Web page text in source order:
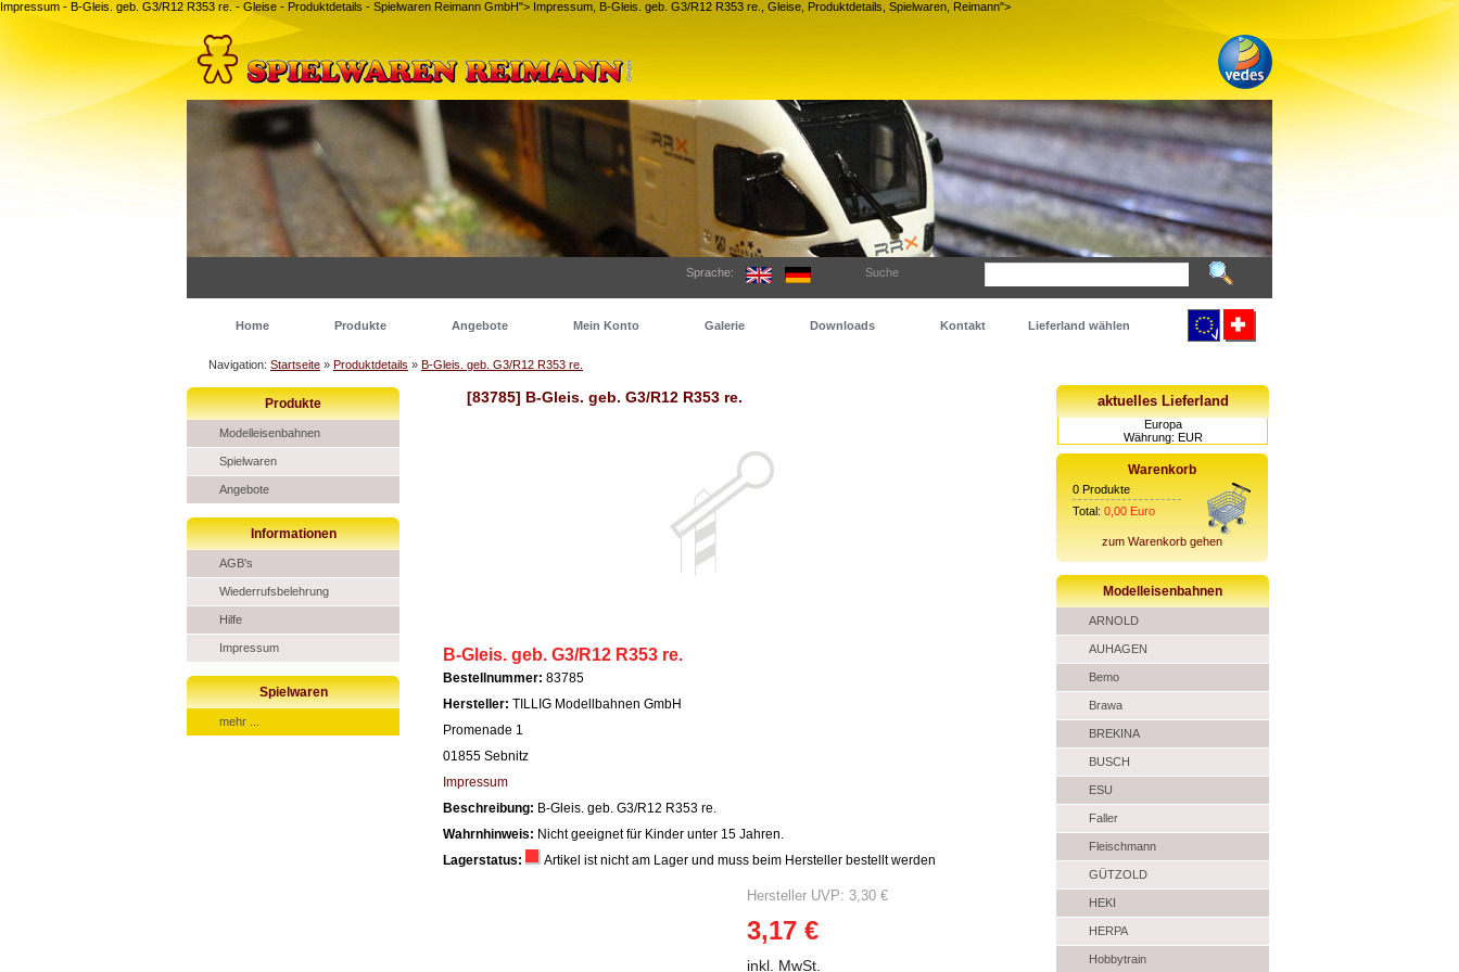
Impressum - B-Gleis. geb. G3/R12 R353 re. - Gleise - Produktdetails - Spielwaren Reimann GmbH"> Impressum, B-Gleis. geb. G3/R12 R353 re., Gleise, Produktdetails, Spielwaren, Reimann">
Suche
Sprache:
Home Produkte Angebote Mein Konto Galerie Downloads Kontakt Lieferland wählen
Navigation: Startseite » Produktdetails » B-Gleis. geb. G3/R12 R353 re.
Produkte
Modelleisenbahnen
Spielwaren
Angebote
Informationen
AGB's
Wiederrufsbelehrung
Hilfe
Impressum
Spielwaren
mehr ...
[83785] B-Gleis. geb. G3/R12 R353 re.
B-Gleis. geb. G3/R12 R353 re.
Bestellnummer: 83785
Hersteller: TILLIG Modellbahnen GmbH
Promenade 1
01855 Sebnitz
Impressum
Beschreibung: B-Gleis. geb. G3/R12 R353 re.
Wahrnhinweis: Nicht geeignet für Kinder unter 15 Jahren.
Lagerstatus:
Artikel ist nicht am Lager und muss beim Hersteller bestellt werden
Hersteller UVP: 3,30 €
3,17 €
inkl. MwSt.
aktuelles Lieferland
Europa
Währung: EUR
Warenkorb
0 Produkte
Total: 0,00 Euro
zum Warenkorb gehen
Modelleisenbahnen
ARNOLD
AUHAGEN
Bemo
Brawa
BREKINA
BUSCH
ESU
Faller
Fleischmann
GÜTZOLD
HEKI
HERPA
Hobbytrain